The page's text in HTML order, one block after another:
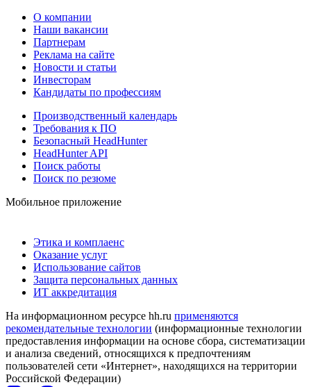
О компании
Наши вакансии
Партнерам
Реклама на сайте
Новости и статьи
Инвесторам
Кандидаты по профессиям
Производственный календарь
Требования к ПО
Безопасный HeadHunter
HeadHunter API
Поиск работы
Поиск по резюме
Мобильное приложение
Этика и комплаенс
Оказание услуг
Использование сайтов
Защита персональных данных
ИТ аккредитация
На информационном ресурсе hh.ru применяются
рекомендательные технологии (информационные технологии
предоставления информации на основе сбора, систематизации
и анализа сведений, относящихся к предпочтениям
пользователей сети «Интернет», находящихся на территории
Российской Федерации)